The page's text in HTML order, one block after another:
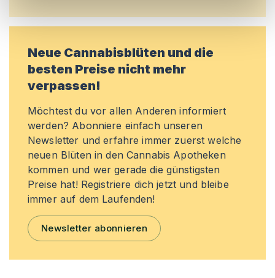
Neue Cannabisblüten und die
besten Preise nicht mehr
verpassen!
Möchtest du vor allen Anderen informiert
werden? Abonniere einfach unseren
Newsletter und erfahre immer zuerst welche
neuen Blüten in den Cannabis Apotheken
kommen und wer gerade die günstigsten
Preise hat! Registriere dich jetzt und bleibe
immer auf dem Laufenden!
Newsletter abonnieren